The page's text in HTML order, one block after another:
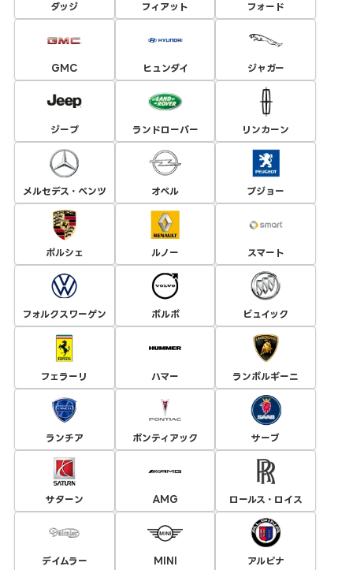
ダッジ フィアット フォード
GMC ヒュンダイ ジャガー
ジープ ランドローバー リンカーン
メルセデス・ベンツ オペル プジョー
ポルシェ ルノー スマート
フォルクスワーゲン ボルボ ビュイック
フェラーリ ハマー ランボルギーニ
ランチア ポンティアック サーブ
サターン AMG ロールス・ロイス
デイムラー MINI アルピナ